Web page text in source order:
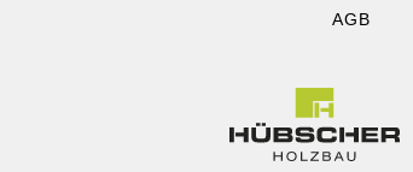
AGB